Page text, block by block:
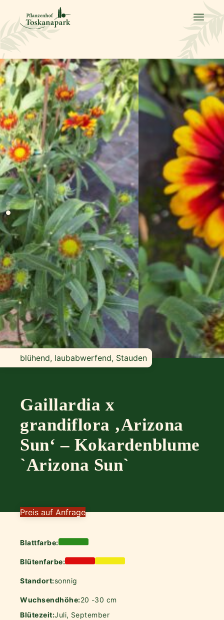
blühend, laubabwerfend, Stauden
Gaillardia x
grandiflora ‚Arizona
Sun‘ – Kokardenblume
`Arizona Sun`
Preis auf Anfrage
Blattfarbe:
Blütenfarbe:
Standort:sonnig
Wuchsendhöhe:20 -30 cm
Blütezeit:Juli, September